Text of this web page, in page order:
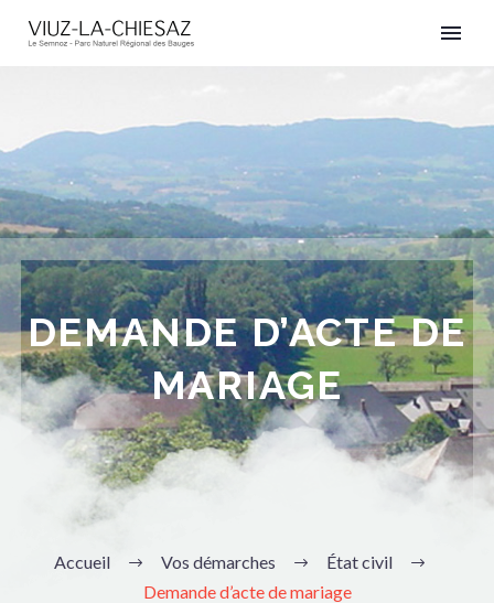
DEMANDE D’ACTE DE
MARIAGE
Accueil Vos démarches
État civil
Demande d’acte de mariage